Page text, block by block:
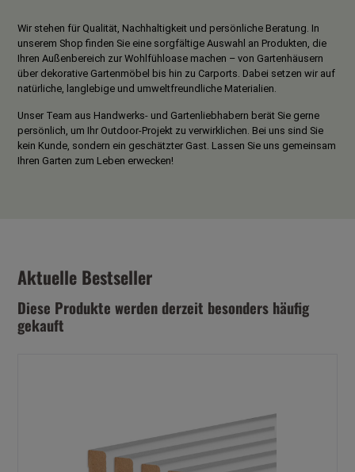
Wir stehen für Qualität, Nachhaltigkeit und persönliche Beratung. In
unserem Shop finden Sie eine sorgfältige Auswahl an Produkten, die
Ihren Außenbereich zur Wohlfühloase machen – von Gartenhäusern
über dekorative Gartenmöbel bis hin zu Carports. Dabei setzen wir auf
natürliche, langlebige und umweltfreundliche Materialien.
Unser Team aus Handwerks- und Gartenliebhabern berät Sie gerne
persönlich, um Ihr Outdoor-Projekt zu verwirklichen. Bei uns sind Sie
kein Kunde, sondern ein geschätzter Gast. Lassen Sie uns gemeinsam
Ihren Garten zum Leben erwecken!
Aktuelle Bestseller
Diese Produkte werden derzeit besonders häufig
gekauft